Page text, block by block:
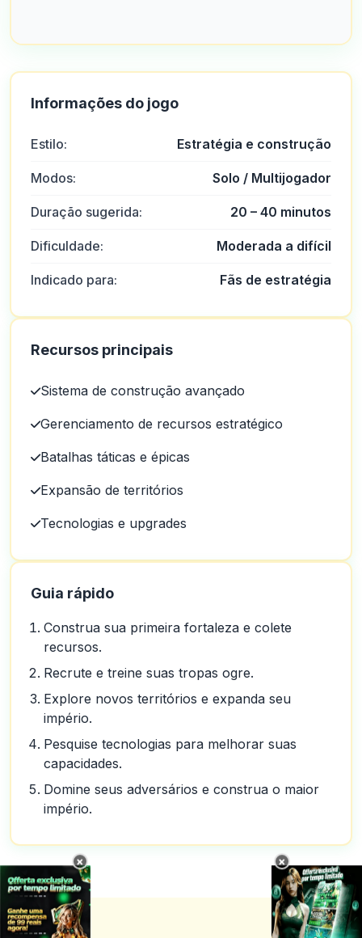
Informações do jogo
Estilo: Estratégia e construção
Modos: Solo / Multijogador
Duração sugerida: 20 – 40 minutos
Dificuldade: Moderada a difícil
Indicado para: Fãs de estratégia
Recursos principais
Sistema de construção avançado
Gerenciamento de recursos estratégico
Batalhas táticas e épicas
Expansão de territórios
Tecnologias e upgrades
Guia rápido
Construa sua primeira fortaleza e colete
recursos.
Recrute e treine suas tropas ogre.
Explore novos territórios e expanda seu
império.
Pesquise tecnologias para melhorar suas
capacidades.
Domine seus adversários e construa o maior
império.
× ×